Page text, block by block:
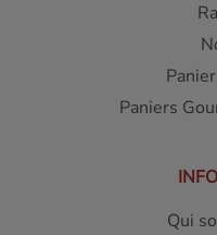
Paniers
Qui